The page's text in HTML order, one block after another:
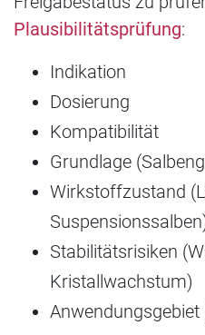
Plausibilitätsprüfung:
Indikation
Dosierung
Kompatibilität
Grundlage
Wirkstoffzustand
Stabilitätsrisiken
Kristallwachstum)
Anwendungsgebiet